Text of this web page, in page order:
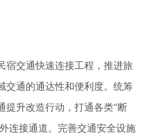
宿交通快速连接工程，推进旅
交通的通达性和便利度。统筹
提升改造行动，打通各类“断
连接通道。完善交通安全设施